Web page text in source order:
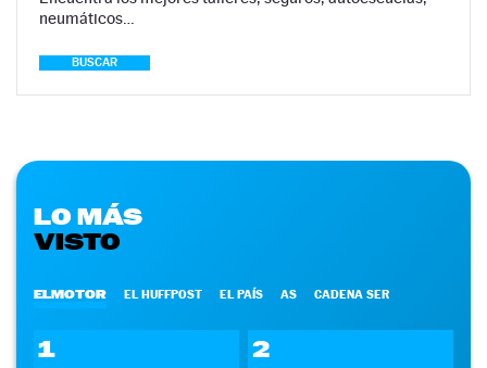
neumáticos…
BUSCAR
LO MÁS
VISTO
ELMOTOR EL HUFFPOST EL PAÍS AS CADENA SER
1 2